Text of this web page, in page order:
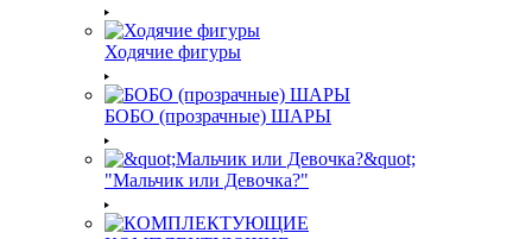
Ходячие фигуры
БОБО (прозрачные) ШАРЫ
"Мальчик или Девочка?"